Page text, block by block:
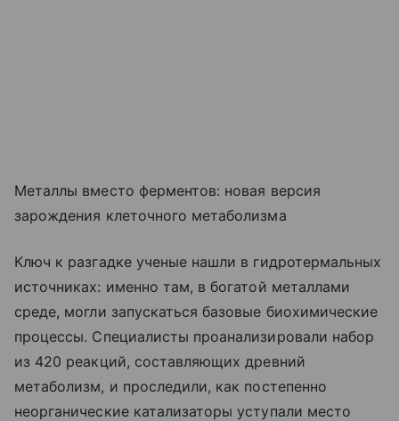
Металлы вместо ферментов: новая версия
зарождения клеточного метаболизма
Ключ к разгадке ученые нашли в гидротермальных
источниках: именно там, в богатой металлами
среде, могли запускаться базовые биохимические
процессы. Специалисты проанализировали набор
из 420 реакций, составляющих древний
метаболизм, и проследили, как постепенно
неорганические катализаторы уступали место